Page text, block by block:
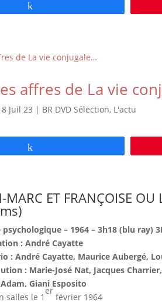
affres de La vie
8 Juil 23 | BR DVD Sélection, L'actu
MARC ET FRANÇOISE OU
psychologique – 1964 – 3h18 (blu ray)
: André Cayatte
: André Cayatte, Maurice Aubergé,
: Marie-José Nat, Jacques
Giani Esposito
salles le 1
er
février 1964